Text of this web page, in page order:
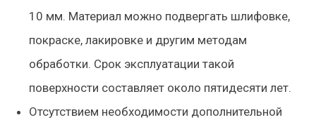
10 мм. Материал можно подвергать шлифовке,
покраске, лакировке и другим методам
обработки. Срок эксплуатации такой
поверхности составляет около пятидесяти лет.
Отсутствием необходимости дополнительной